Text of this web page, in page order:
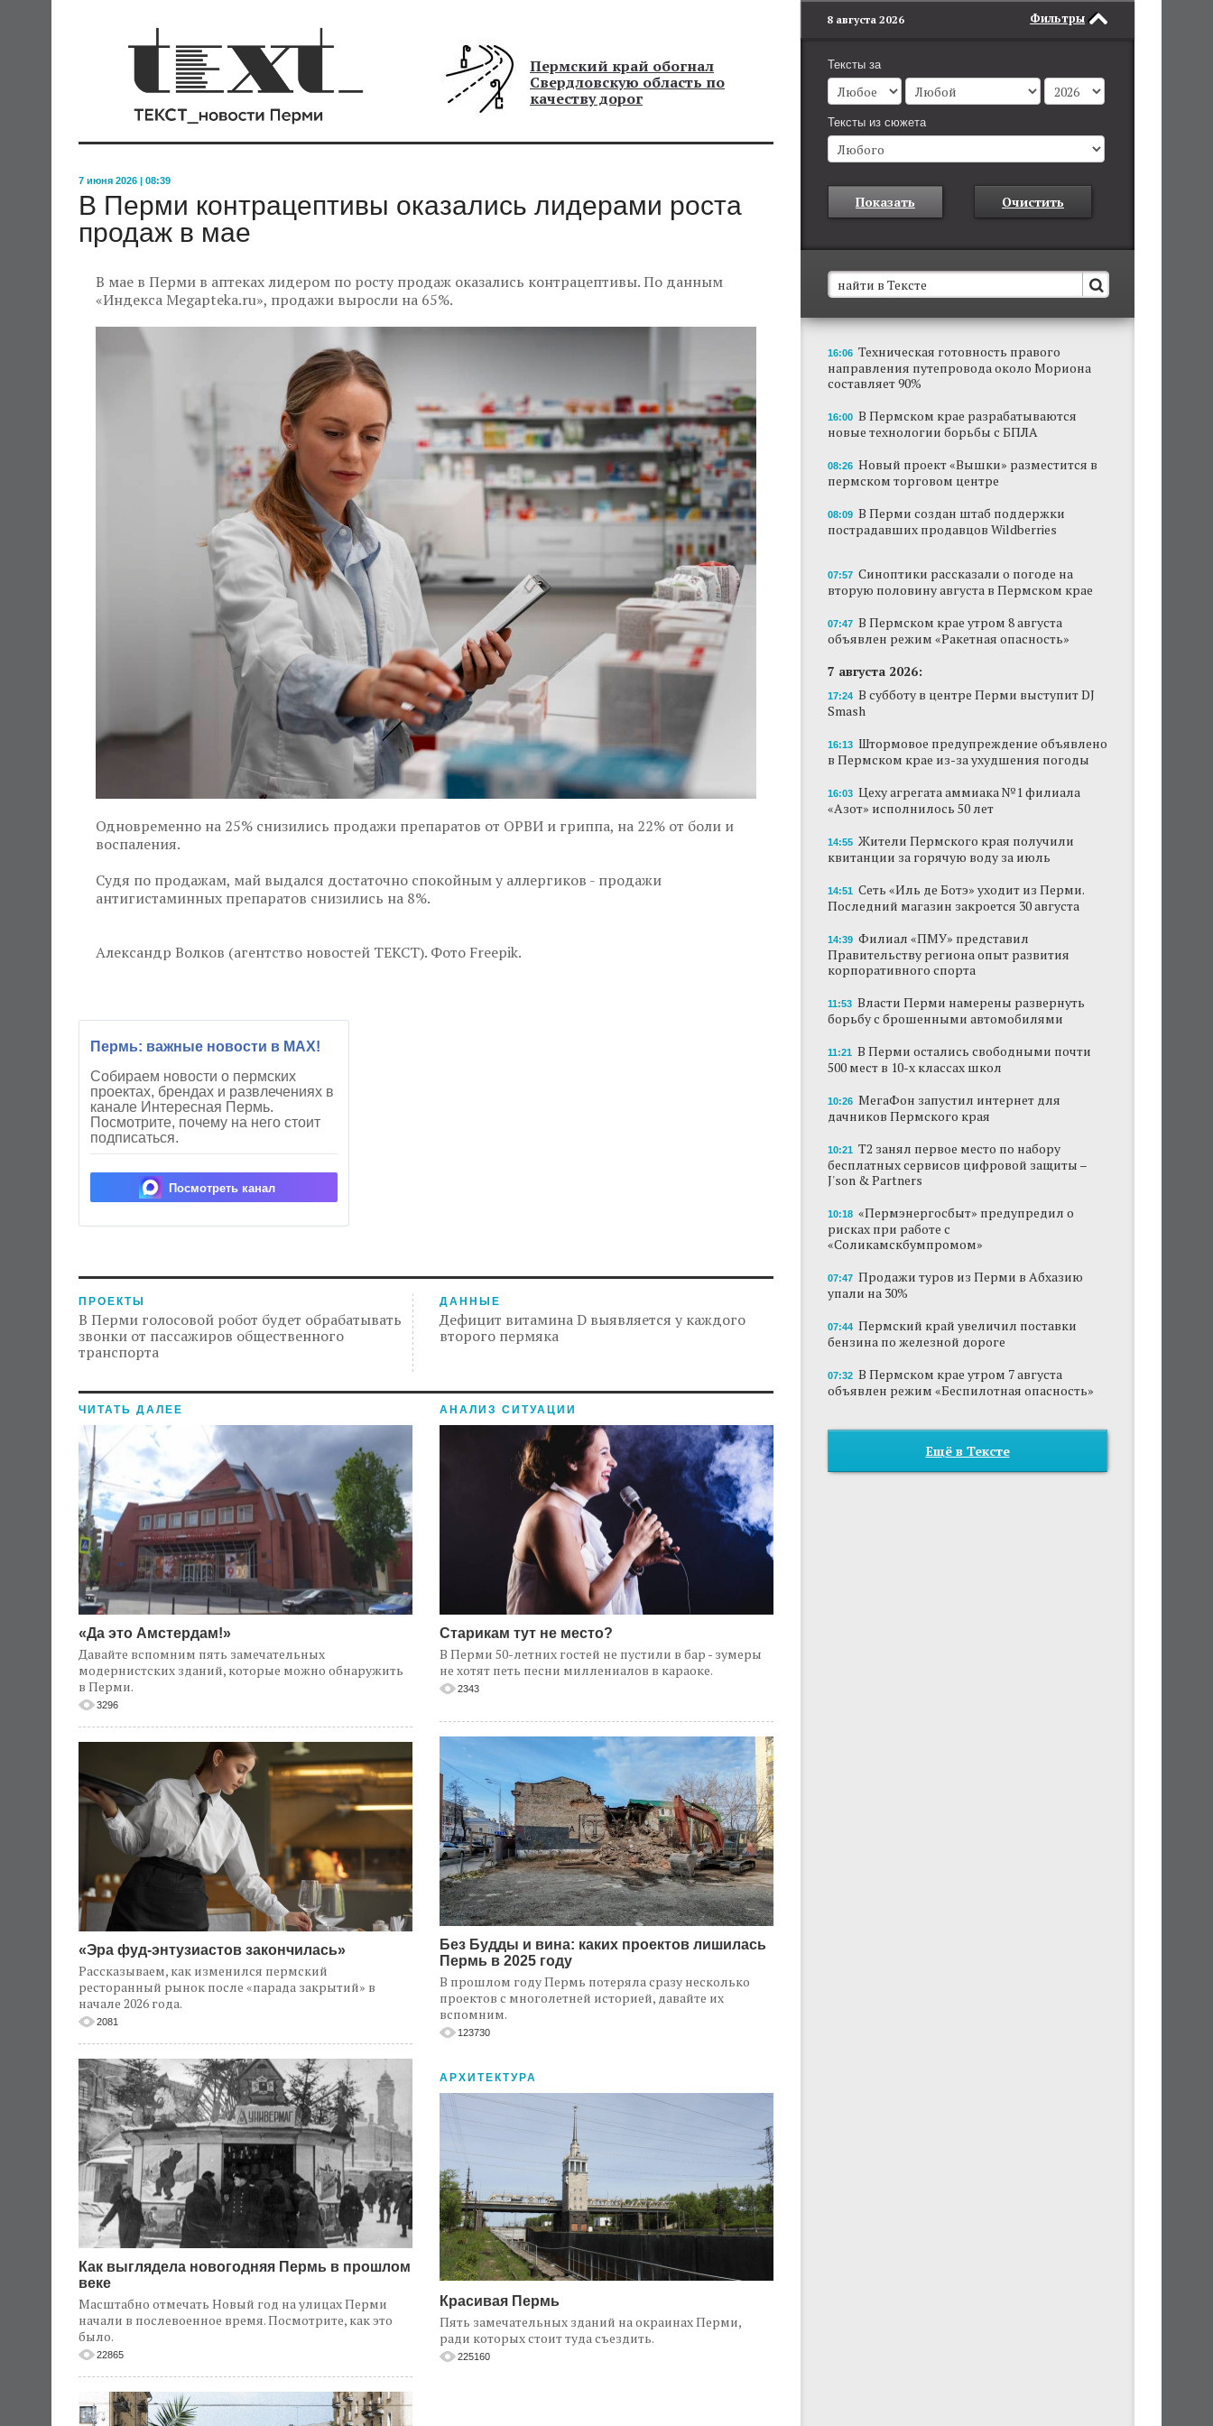
Пермский край обогнал
Свердловскую область по
качеству дорог
7 июня 2026 | 08:39
В Перми контрацептивы оказались лидерами роста
продаж в мае
В мае в Перми в аптеках лидером по росту продаж оказались контрацептивы. По данным
«Индекса Megapteka.ru», продажи выросли на 65%.
Одновременно на 25% снизились продажи препаратов от ОРВИ и гриппа, на 22% от боли и
воспаления.
Судя по продажам, май выдался достаточно спокойным у аллергиков - продажи
антигистаминных препаратов снизились на 8%.
Александр Волков (агентство новостей ТЕКСТ). Фото Freepik.
Пермь: важные новости в MAX!
Собираем новости о пермских
проектах, брендах и развлечениях в
канале Интересная Пермь.
Посмотрите, почему на него стоит
подписаться.
Посмотреть канал
ПРОЕКТЫ
В Перми голосовой робот будет обрабатывать
звонки от пассажиров общественного
транспорта
ДАННЫЕ
Дефицит витамина D выявляется у каждого
второго пермяка
ЧИТАТЬ ДАЛЕЕ
«Да это Амстердам!»
Давайте вспомним пять замечательных
модернистских зданий, которые можно обнаружить
в Перми.
3296
«Эра фуд-энтузиастов закончилась»
Рассказываем, как изменился пермский
ресторанный рынок после «парада закрытий» в
начале 2026 года.
2081
Как выглядела новогодняя Пермь в прошлом
веке
Масштабно отмечать Новый год на улицах Перми
начали в послевоенное время. Посмотрите, как это
было.
22865
АНАЛИЗ СИТУАЦИИ
Старикам тут не место?
В Перми 50-летних гостей не пустили в бар - зумеры
не хотят петь песни миллениалов в караоке.
2343
Без Будды и вина: каких проектов лишилась
Пермь в 2025 году
В прошлом году Пермь потеряла сразу несколько
проектов с многолетней историей, давайте их
вспомним.
123730
АРХИТЕКТУРА
Красивая Пермь
Пять замечательных зданий на окраинах Перми,
ради которых стоит туда съездить.
225160
Фильтры
8 августа 2026
Тексты за
Тексты из сюжета
Показать Очистить
В Пермском крае установят новые станции
обнаружения беспилотников
Они используются для обнаружения и
отслеживания БПЛА в воздухе.
Новый проект «Вышки» разместится в
пермском торговом центре
В Перми создан штаб поддержки
В субботу в центре Перми выступит DJ Smash
Сеть «Иль де Ботэ» уходит из Перми
с брошенными автомобилями
на 30%
Власти вернулись к проекту большого
16:06 Техническая готовность правого
направления путепровода около Мориона
составляет 90%
16:00 В Пермском крае разрабатываются
новые технологии борьбы с БПЛА
08:26 Новый проект «Вышки» разместится в
пермском торговом центре
08:09 В Перми создан штаб поддержки
пострадавших продавцов Wildberries
07:57 Синоптики рассказали о погоде на
вторую половину августа в Пермском крае
07:47 В Пермском крае утром 8 августа
объявлен режим «Ракетная опасность»
7 августа 2026:
17:24 В субботу в центре Перми выступит DJ
Smash
16:13 Штормовое предупреждение объявлено
в Пермском крае из-за ухудшения погоды
16:03 Цеху агрегата аммиака №1 филиала
«Азот» исполнилось 50 лет
14:55 Жители Пермского края получили
квитанции за горячую воду за июль
14:51 Сеть «Иль де Ботэ» уходит из Перми.
Последний магазин закроется 30 августа
14:39 Филиал «ПМУ» представил
Правительству региона опыт развития
корпоративного спорта
11:53 Власти Перми намерены развернуть
борьбу с брошенными автомобилями
11:21 В Перми остались свободными почти
500 мест в 10-х классах школ
10:26 МегаФон запустил интернет для
дачников Пермского края
10:21 Т2 занял первое место по набору
бесплатных сервисов цифровой защиты –
J'son & Partners
10:18 «Пермэнергосбыт» предупредил о
рисках при работе с
«Соликамскбумпромом»
07:47 Продажи туров из Перми в Абхазию
упали на 30%
07:44 Пермский край увеличил поставки
бензина по железной дороге
07:32 В Пермском крае утром 7 августа
объявлен режим «Беспилотная опасность»
Ещё в Тексте